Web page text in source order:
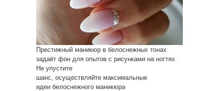
Престижный маникюр в белоснежных тонах
задаёт фон для опытов с рисунками на ногтях.
Не упустите
шанс, осуществляйте максимальные
идеи белоснежного маникюра